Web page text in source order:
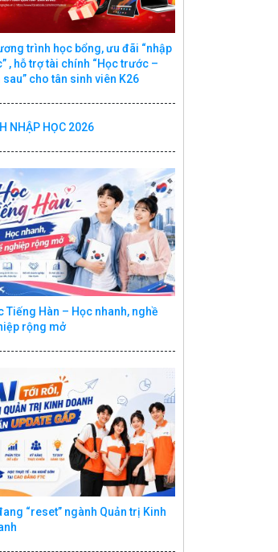
trình học bổng, ưu đãi “nhập
, hỗ trợ tài chính “Học trước –
sau” cho tân sinh viên K26
NHẬP HỌC 2026
Tiếng Hàn – Học nhanh, nghề
rộng mở
“reset” ngành Quản trị Kinh